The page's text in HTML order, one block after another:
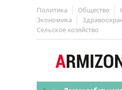
Политика Общество
Экономика
Сельское хозяйство